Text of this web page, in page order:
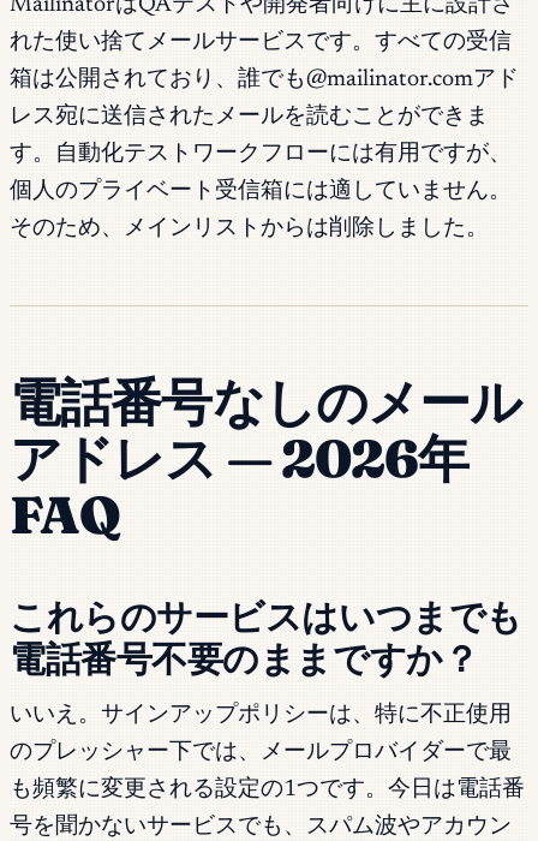
MailinatorはQAテストや開発者向けに主に設計さ
れた使い捨てメールサービスです。すべての受信
箱は公開されており、誰でも@mailinator.comアド
レス宛に送信されたメールを読むことができま
す。自動化テストワークフローには有用ですが、
個人のプライベート受信箱には適していません。
そのため、メインリストからは削除しました。
電話番号なしのメール
アドレス — 2026年
FAQ
これらのサービスはいつまでも
電話番号不要のままですか？
いいえ。サインアップポリシーは、特に不正使用
のプレッシャー下では、メールプロバイダーで最
も頻繁に変更される設定の1つです。今日は電話番
号を聞かないサービスでも、スパム波やアカウン